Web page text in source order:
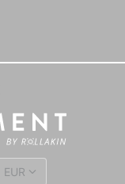
EUR